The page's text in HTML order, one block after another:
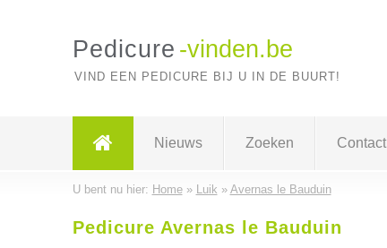
Pedicure -vinden.be
VIND EEN PEDICURE BIJ U IN DE BUURT!
Nieuws Zoeken Contact
U bent nu hier: Home» Luik » Avernas le Bauduin
Pedicure Avernas le Bauduin